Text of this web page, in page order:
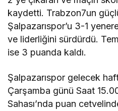
kaydetti. Trabzon7un
Şalpazarıspor’u 3-1
ve liderliğini sürdürdü.
ise 3 puanda kaldı.
Şalpazarıspor gelecek
Çarşamba günü Saat
Sahası’nda puan